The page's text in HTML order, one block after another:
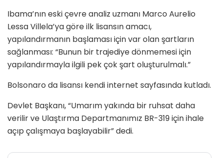
Ibama’nın eski çevre analiz uzmanı Marco Aurelio
Lessa Villela’ya göre ilk lisansın amacı,
yapılandırmanın başlaması için var olan şartların
sağlanması: “Bunun bir trajediye dönmemesi için
yapılandırmayla ilgili pek çok şart oluşturulmalı.”
Bolsonaro da lisansı kendi internet sayfasında kutladı.
Devlet Başkanı, “Umarım yakında bir ruhsat daha
verilir ve Ulaştırma Departmanımız BR-319 için ihale
açıp çalışmaya başlayabilir” dedi.